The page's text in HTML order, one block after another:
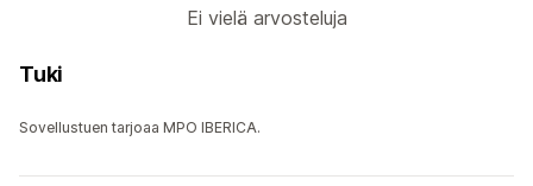
Ei vielä arvosteluja
Tuki
Sovellustuen tarjoaa MPO IBERICA.